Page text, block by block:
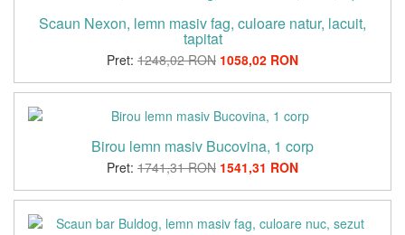
Scaun Nexon, lemn masiv fag, culoare natur, lacuit,
tapitat
Pret: 1248,02 RON 1058,02 RON
Birou lemn masiv Bucovina, 1 corp
Pret: 1741,31 RON 1541,31 RON